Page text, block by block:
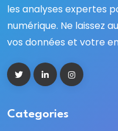
les analyses expertes
numérique. Ne laissez
vos données et votre
Categories